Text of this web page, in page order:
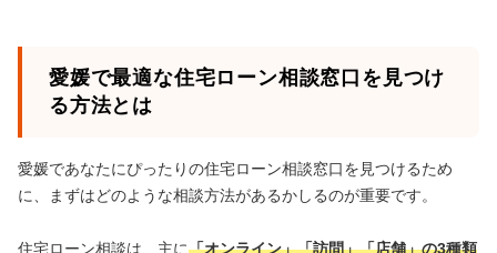
愛媛で最適な住宅ローン相談窓口を見つけ
る方法とは
愛媛であなたにぴったりの住宅ローン相談窓口を見つけるため
に、まずはどのような相談方法があるかしるのが重要です。
住宅ローン相談は、主に「オンライン」「訪問」「店舗」の3種類